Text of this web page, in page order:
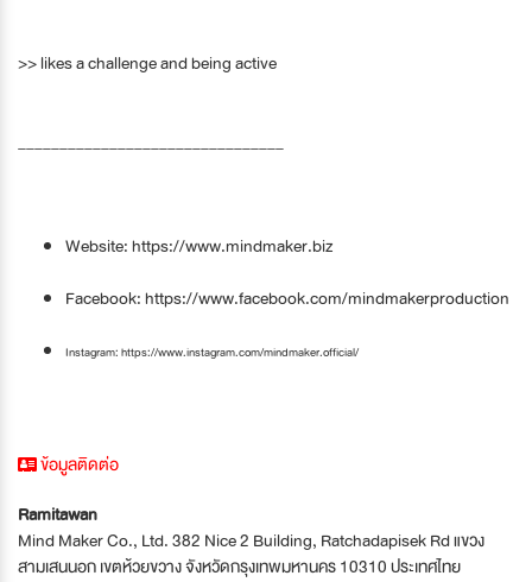
>> likes a challenge and being active
Website: https://www.mindmaker.biz
Facebook: https://www.facebook.com/mindmakerproduction
Instagram: https://www.instagram.com/mindmaker.official/
ข้อมูลติดต่อ
Ramitawan
Mind Maker Co., Ltd. 382 Nice 2 Building, Ratchadapisek Rd แขวง
สามเสนนอก เขตห้วยขวาง จังหวัดกรุงเทพมหานคร 10310 ประเทศไทย